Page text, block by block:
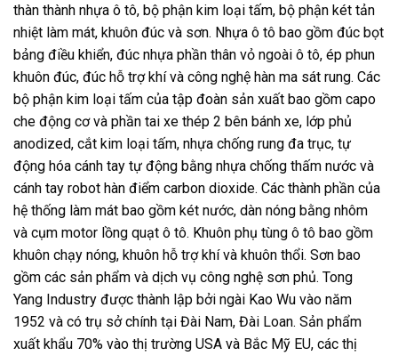
thàn thành nhựa ô tô, bộ phận kim loại tấm, bộ phận két tản
nhiệt làm mát, khuôn đúc và sơn. Nhựa ô tô bao gồm đúc bọt
bảng điều khiển, đúc nhựa phần thân vỏ ngoài ô tô, ép phun
khuôn đúc, đúc hỗ trợ khí và công nghệ hàn ma sát rung. Các
bộ phận kim loại tấm của tập đoàn sản xuất bao gồm capo
che động cơ và phần tai xe thép 2 bên bánh xe, lớp phủ
anodized, cắt kim loại tấm, nhựa chống rung đa trục, tự
động hóa cánh tay tự động bằng nhựa chống thấm nước và
cánh tay robot hàn điểm carbon dioxide. Các thành phần của
hệ thống làm mát bao gồm két nước, dàn nóng bằng nhôm
và cụm motor lồng quạt ô tô. Khuôn phụ tùng ô tô bao gồm
khuôn chạy nóng, khuôn hỗ trợ khí và khuôn thổi. Sơn bao
gồm các sản phẩm và dịch vụ công nghệ sơn phủ. Tong
Yang Industry được thành lập bởi ngài Kao Wu vào năm
1952 và có trụ sở chính tại Đài Nam, Đài Loan. Sản phẩm
xuất khẩu 70% vào thị trường USA và Bắc Mỹ EU, các thị